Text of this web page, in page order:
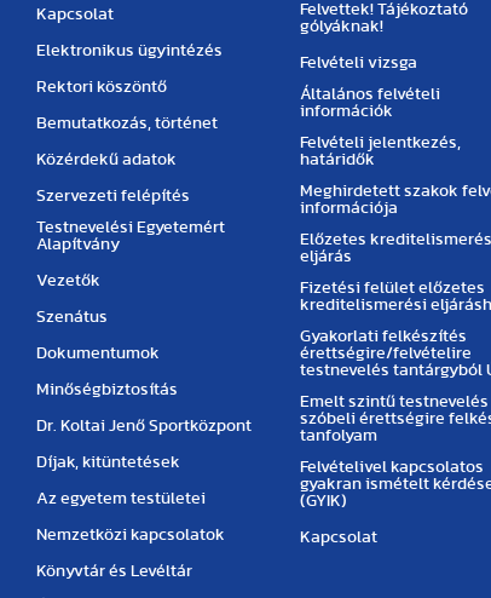
Kapcsolat
Elektronikus ügyintézés
Rektori köszöntő
Bemutatkozás, történet
Közérdekű adatok
Szervezeti felépítés
Testnevelési Egyetemért
Alapítvány
Vezetők
Szenátus
Dokumentumok
Minőségbiztosítás
Dr. Koltai Jenő Sportközpont
Díjak, kitüntetések
Az egyetem testületei
Nemzetközi kapcsolatok
Könyvtár és Levéltár
Felvettek! Tájékoztató
gólyáknak!
Felvételi vizsga
Általános felvételi
információk
Felvételi jelentkezés,
határidők
Meghirdetett szakok
információja
Előzetes
eljárás
Fizetési felület előzetes
kreditelismerési
Gyakorlati felkészítés
érettségire/felvételire
testnevelés tantárgyból
Emelt szintű testnevelés
szóbeli érettségire
tanfolyam
Felvételivel kapcsolatos
gyakran ismételt
(GYIK)
Kapcsolat